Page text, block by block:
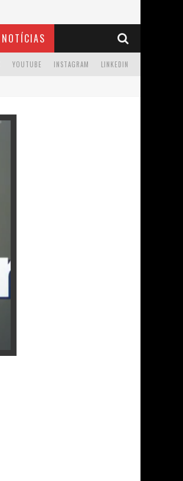
NOTÍCIAS
LINKEDIN
INSTAGRAM
YOUTUBE